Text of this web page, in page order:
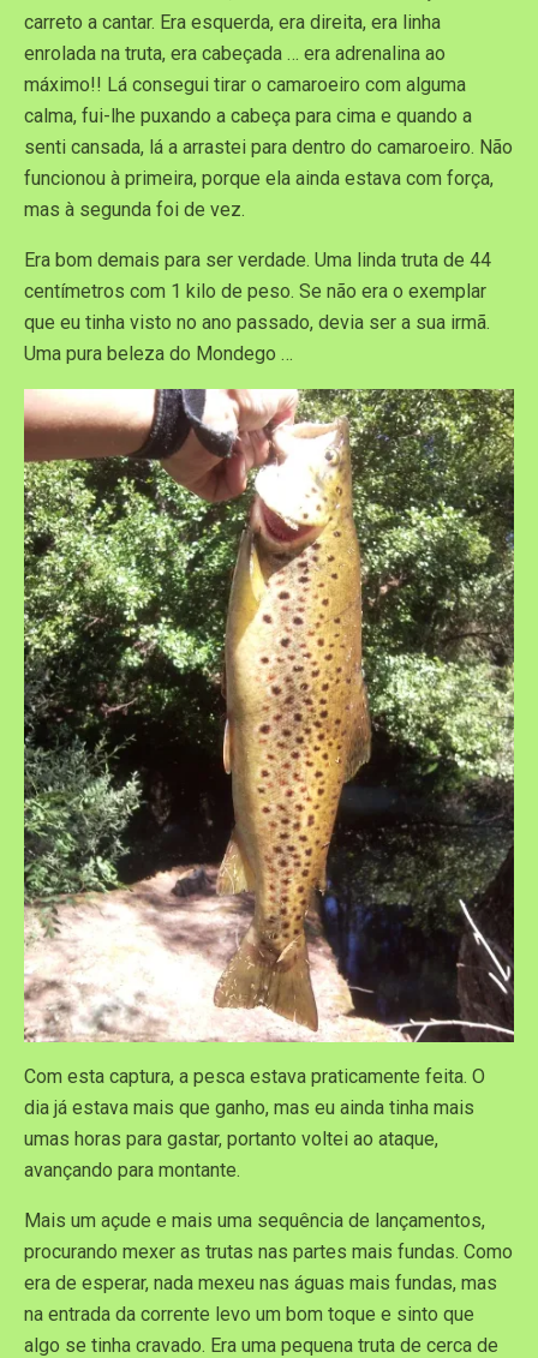
carreto a cantar. Era esquerda, era direita, era linha
enrolada na truta, era cabeçada … era adrenalina ao
máximo!! Lá consegui tirar o camaroeiro com alguma
calma, fui-lhe puxando a cabeça para cima e quando a
senti cansada, lá a arrastei para dentro do camaroeiro. Não
funcionou à primeira, porque ela ainda estava com força,
mas à segunda foi de vez.
Era bom demais para ser verdade. Uma linda truta de 44
centímetros com 1 kilo de peso. Se não era o exemplar
que eu tinha visto no ano passado, devia ser a sua irmã.
Uma pura beleza do Mondego …
Com esta captura, a pesca estava praticamente feita. O
dia já estava mais que ganho, mas eu ainda tinha mais
umas horas para gastar, portanto voltei ao ataque,
avançando para montante.
Mais um açude e mais uma sequência de lançamentos,
procurando mexer as trutas nas partes mais fundas. Como
era de esperar, nada mexeu nas águas mais fundas, mas
na entrada da corrente levo um bom toque e sinto que
algo se tinha cravado. Era uma pequena truta de cerca de